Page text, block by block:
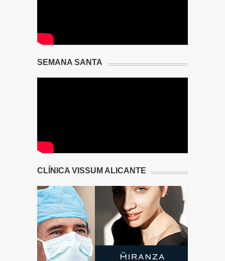
SEMANA SANTA
CLÍNICA VISSUM ALICANTE